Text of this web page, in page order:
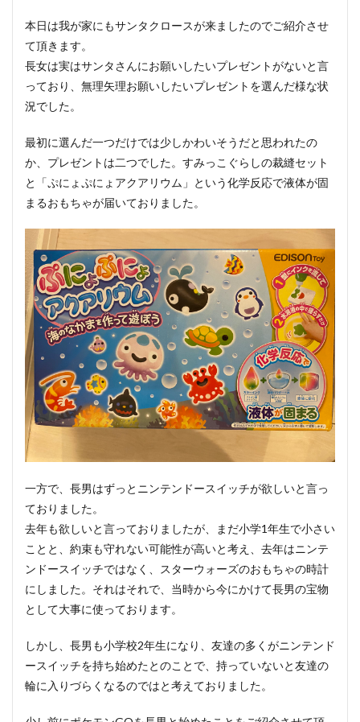
本日は我が家にもサンタクロースが来ましたのでご紹介させ
て頂きます。
長女は実はサンタさんにお願いしたいプレゼントがないと言
っており、無理矢理お願いしたいプレゼントを選んだ様な状
況でした。
最初に選んだ一つだけでは少しかわいそうだと思われたの
か、プレゼントは二つでした。すみっこぐらしの裁縫セット
と「ぷにょぷにょアクアリウム」という化学反応で液体が固
まるおもちゃが届いておりました。
一方で、長男はずっとニンテンドースイッチが欲しいと言っ
ておりました。
去年も欲しいと言っておりましたが、まだ小学1年生で小さい
ことと、約束も守れない可能性が高いと考え、去年はニンテ
ンドースイッチではなく、スターウォーズのおもちゃの時計
にしました。それはそれで、当時から今にかけて長男の宝物
として大事に使っております。
しかし、長男も小学校2年生になり、友達の多くがニンテンド
ースイッチを持ち始めたとのことで、持っていないと友達の
輪に入りづらくなるのではと考えておりました。